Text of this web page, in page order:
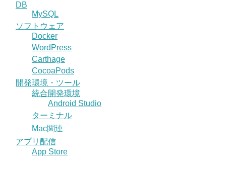
DB
MySQL
ソフトウェア
Docker
WordPress
Carthage
CocoaPods
開発環境・ツール
統合開発環境
Android Studio
ターミナル
Mac関連
アプリ配信
App Store